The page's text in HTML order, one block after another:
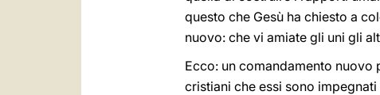
questo che Gesù ha chiesto a
nuovo: che vi amiate gli uni gli
Ecco: un comandamento nuovo
cristiani che essi sono impegnati